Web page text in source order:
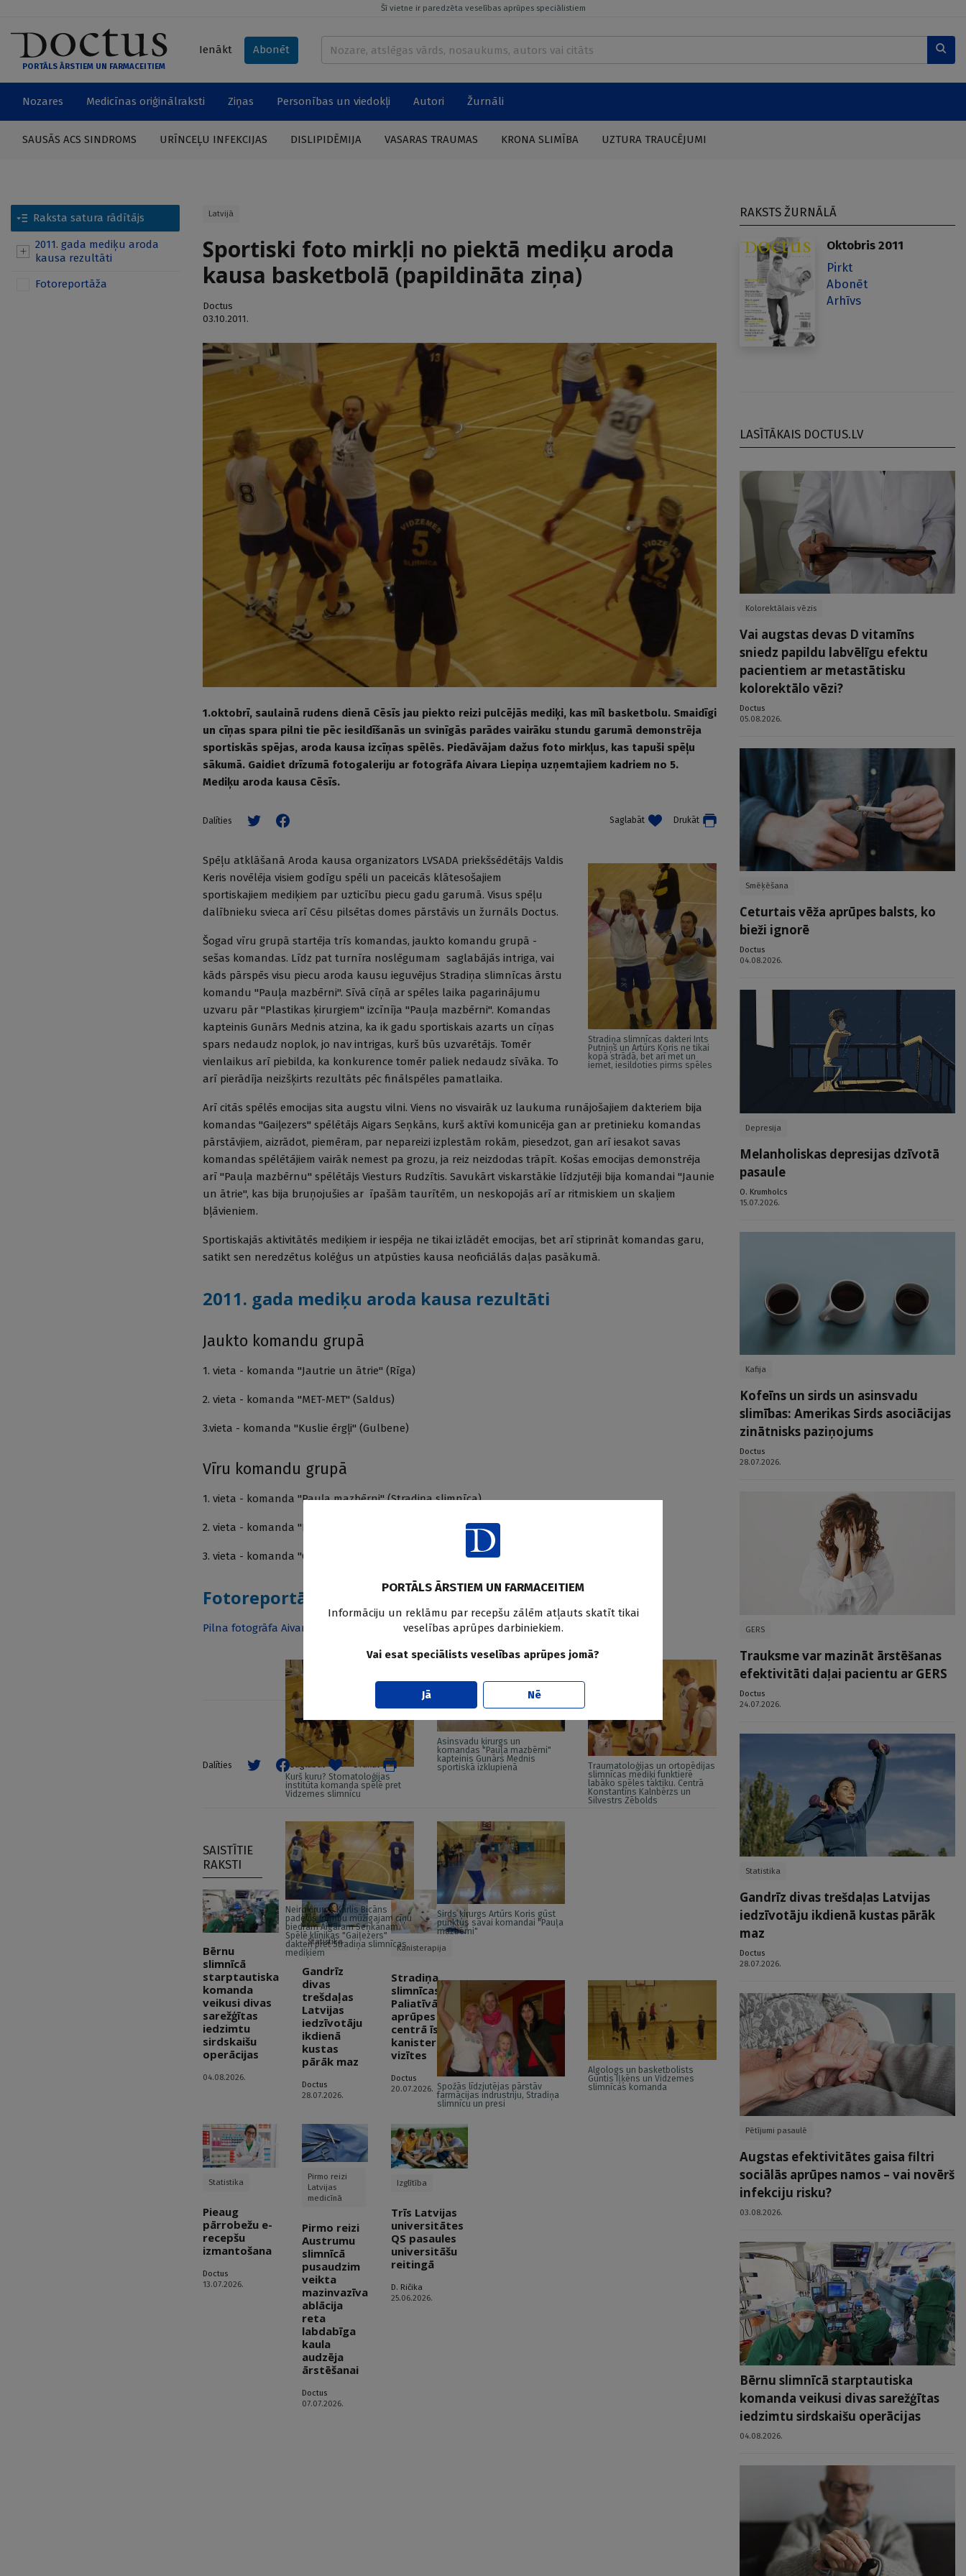
Šī vietne ir paredzēta veselības aprūpes speciālistiem
PORTĀLS ĀRSTIEM UN FARMACEITIEM
Ienākt Abonēt
Nozares Medicīnas oriģinālraksti Ziņas Personības un viedokļi Autori Žurnāli
SAUSĀS ACS SINDROMS URĪNCEĻU INFEKCIJAS DISLIPIDĒMIJA VASARAS TRAUMAS KRONA SLIMĪBA UZTURA TRAUCĒJUMI
Raksta satura rādītājs
2011. gada mediķu aroda
kausa rezultāti
Fotoreportāža
Latvijā
Sportiski foto mirkļi no piektā mediķu aroda
kausa basketbolā (papildināta ziņa)
Doctus
03.10.2011.
1.oktobrī, saulainā rudens dienā Cēsīs jau piekto reizi pulcējās mediķi, kas mīl basketbolu. Smaidīgi
un cīņas spara pilni tie pēc iesildīšanās un svinīgās parādes vairāku stundu garumā demonstrēja
sportiskās spējas, aroda kausa izcīņas spēlēs. Piedāvājam dažus foto mirkļus, kas tapuši spēļu
sākumā. Gaidiet drīzumā fotogaleriju ar fotogrāfa Aivara Liepiņa uzņemtajiem kadriem no 5.
Mediķu aroda kausa Cēsīs.
Dalīties Saglabāt Drukāt
Stradiņa slimnīcas dakteri Ints
Putniņš un Artūrs Koris ne tikai
kopā strādā, bet arī met un
iemet, iesildoties pirms spēles
Spēļu atklāšanā Aroda kausa organizators LVSADA priekšsēdētājs Valdis
Keris novēlēja visiem godīgu spēli un paceicās klātesošajiem
sportiskajiem mediķiem par uzticību piecu gadu garumā. Visus spēļu
dalībnieku svieca arī Cēsu pilsētas domes pārstāvis un žurnāls Doctus.
Šogad vīru grupā startēja trīs komandas, jaukto komandu grupā -
sešas komandas. Līdz pat turnīra noslēgumam saglabājās intriga, vai
kāds pārspēs visu piecu aroda kausu ieguvējus Stradiņa slimnīcas ārstu
komandu "Pauļa mazbērni". Sīvā cīņā ar spēles laika pagarinājumu
uzvaru pār "Plastikas ķirurgiem" izcīnīja "Pauļa mazbērni". Komandas
kapteinis Gunārs Mednis atzina, ka ik gadu sportiskais azarts un cīņas
spars nedaudz noplok, jo nav intrigas, kurš būs uzvarētājs. Tomēr
vienlaikus arī piebilda, ka konkurence tomēr paliek nedaudz sīvāka. To
arī pierādīja neizšķirts rezultāts pēc finālspēles pamatlaika.
Arī citās spēlēs emocijas sita augstu vilni. Viens no visvairāk uz laukuma runājošajiem dakteriem bija
komandas "Gaiļezers" spēlētājs Aigars Seņkāns, kurš aktīvi komunicēja gan ar pretinieku komandas
pārstāvjiem, aizrādot, piemēram, par nepareizi izplestām rokām, piesedzot, gan arī iesakot savas
komandas spēlētājiem vairāk nemest pa grozu, ja reiz neizdodas trāpīt. Košas emocijas demonstrēja
arī "Pauļa mazbērnu" spēlētājs Viesturs Rudzītis. Savukārt viskarstākie līdzjutēji bija komandai "Jaunie
un ātrie", kas bija bruņojušies ar īpašām taurītēm, un neskopojās arī ar ritmiskiem un skaļiem
bļāvieniem.
Sportiskajās aktivitātēs mediķiem ir iespēja ne tikai izlādēt emocijas, bet arī stiprināt komandas garu,
satikt sen neredzētus kolēģus un atpūsties kausa neoficiālās daļas pasākumā.
2011. gada mediķu aroda kausa rezultāti
Jaukto komandu grupā
1. vieta - komanda "Jautrie un ātrie" (Rīga)
2. vieta - komanda "MET-MET" (Saldus)
3.vieta - komanda "Kuslie ērgļi" (Gulbene)
Vīru komandu grupā
1. vieta - komanda "Pauļa mazbērni" (Stradiņa slimnīca)
2. vieta - komanda "Plastikas ķirurgi" (Mikroķirurģijas centrs un Brūču klīnika)
3. vieta - komanda "Gaiļezers" (RAKUS klīnika "Gaiļezers")
Fotoreportāža
Pilna fotogrāfa Aivara Liepiņa uzņemto fotofrāfiju galerija no 5. Mediķu aroda kausa šeit.
Traumatoloģijas un ortopēdijas
slimnīcas mediķi funktierē
labāko spēles taktiku. Centrā
Konstantīns Kalnbērzs un
Silvestrs Zēbolds
Asinsvadu ķirurgs un
komandas "Pauļa mazbērni"
kapteinis Gunārs Mednis
sportiskā izklupienā
Kurš kuru? Stomatoloģijas
institūta komanda spēlē pret
Vidzemes slimnīcu
Sirds ķirurgs Artūrs Koris gūst
punktus savai komandai "Pauļa
mazbērni"
Neiroķirurgs Kārlis Bicāns
padevis bumbu mūžīgajam cīņu
biedram Aigaram Seņkānam.
Spēlē klīnikas "Gaiļezers"
dakteri pret Stradiņa slimnīcas
mediķiem
Algologs un basketbolists
Guntis Iļķēns un Vidzemes
slimnīcas komanda
Spožās līdzjutējas pārstāv
farmācijas indrustriju, Stradiņa
slimnīcu un presi
Dalīties Saglabāt Drukāt
SAISTĪTIE
RAKSTI
Bērnu
slimnīcā
starptautiska
komanda
veikusi divas
sarežģītas
iedzimtu
sirdskaišu
operācijas
04.08.2026.
Statistika
Gandrīz
divas
trešdaļas
Latvijas
iedzīvotāju
ikdienā
kustas
pārāk maz
Doctus
28.07.2026.
Kanisterapija
Stradiņa
slimnīcas
Paliatīvās
aprūpes
centrā īsteno
kanisterapijas
vizītes
Doctus
20.07.2026.
Statistika
Pieaug
pārrobežu e-
recepšu
izmantošana
Doctus
13.07.2026.
Pirmo reizi
Latvijas
medicīnā
Pirmo reizi
Austrumu
slimnīcā
pusaudzim
veikta
mazinvazīva
ablācija
reta
labdabīga
kaula
audzēja
ārstēšanai
Doctus
07.07.2026.
Izglītība
Trīs Latvijas
universitātes
QS pasaules
universitāšu
reitingā
D. Ričika
25.06.2026.
RAKSTS ŽURNĀLĀ
Oktobris 2011
Pirkt
Abonēt
Arhīvs
LASĪTĀKAIS DOCTUS.LV
Kolorektālais vēzis
Vai augstas devas D vitamīns
sniedz papildu labvēlīgu efektu
pacientiem ar metastātisku
kolorektālo vēzi?
Doctus
05.08.2026.
Smēķēšana
Ceturtais vēža aprūpes balsts, ko
bieži ignorē
Doctus
04.08.2026.
Depresija
Melanholiskas depresijas dzīvotā
pasaule
O. Krumholcs
15.07.2026.
Kafija
Kofeīns un sirds un asinsvadu
slimības: Amerikas Sirds asociācijas
zinātnisks paziņojums
Doctus
28.07.2026.
GERS
Trauksme var mazināt ārstēšanas
efektivitāti daļai pacientu ar GERS
Doctus
24.07.2026.
Statistika
Gandrīz divas trešdaļas Latvijas
iedzīvotāju ikdienā kustas pārāk
maz
Doctus
28.07.2026.
Pētījumi pasaulē
Augstas efektivitātes gaisa filtri
sociālās aprūpes namos – vai novērš
infekciju risku?
03.08.2026.
Bērnu slimnīcā starptautiska
komanda veikusi divas sarežģītas
iedzimtu sirdskaišu operācijas
04.08.2026.
PORTĀLS ĀRSTIEM UN FARMACEITIEM
Informāciju un reklāmu par recepšu zālēm atļauts skatīt tikai
veselības aprūpes darbiniekiem.
Vai esat speciālists veselības aprūpes jomā?
Jā Nē